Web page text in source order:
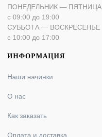
ПОНЕДЕЛЬНИК — ПЯТНИЦА
с 09:00 до 19:00
СУББОТА — ВОСКРЕСЕНЬЕ
с 10:00 до 17:00
ИНФОРМАЦИЯ
Наши начинки
О нас
Как заказать
Оплата и доставка